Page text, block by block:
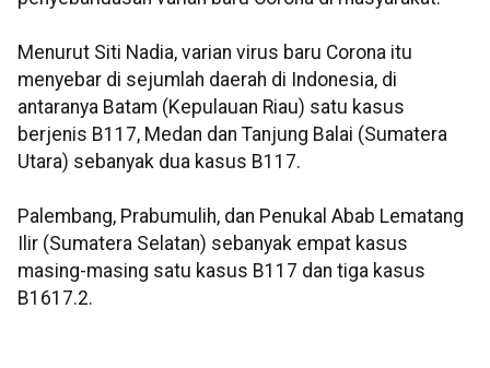
Menurut Siti Nadia, varian virus baru Corona itu
menyebar di sejumlah daerah di Indonesia, di
antaranya Batam (Kepulauan Riau) satu kasus
berjenis B117, Medan dan Tanjung Balai (Sumatera
Utara) sebanyak dua kasus B117.
Palembang, Prabumulih, dan Penukal Abab Lematang
Ilir (Sumatera Selatan) sebanyak empat kasus
masing-masing satu kasus B117 dan tiga kasus
B1617.2.